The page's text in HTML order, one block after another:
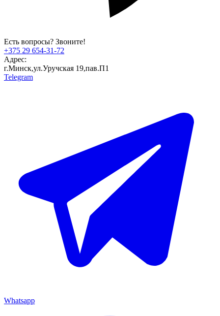
Есть вопросы? Звоните!
+375 29 654-31-72
Адрес:
г.Минск,ул.Уручская 19,пав.П1
Telegram
Whatsapp